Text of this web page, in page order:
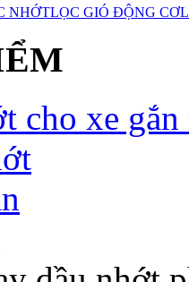
NHỚTLỌC GIÓ ĐỘNG CƠ
cho xe